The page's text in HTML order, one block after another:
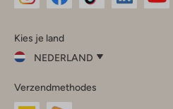
InstagramFacebook
Kies je land
NEDERLAND
je
land
Verzendmethodes